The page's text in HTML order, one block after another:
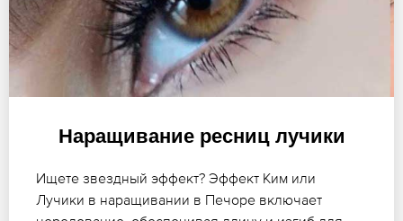
Наращивание ресниц лучики
Ищете звездный эффект? Эффект Ким или
Лучики в наращивании в Печоре включает